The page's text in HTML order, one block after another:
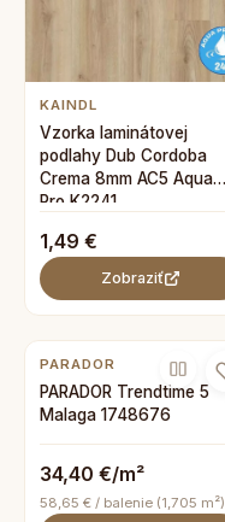
KAINDL
Vzorka laminátovej
podlahy Dub Cordoba
Crema 8mm AC5 Aqua
Pro K2241
1,49 €
Zobraziť
PARADOR
PARADOR Trendtime 5
Malaga 1748676
34,40 €/m²
58,65 € / balenie (1,705 m²)